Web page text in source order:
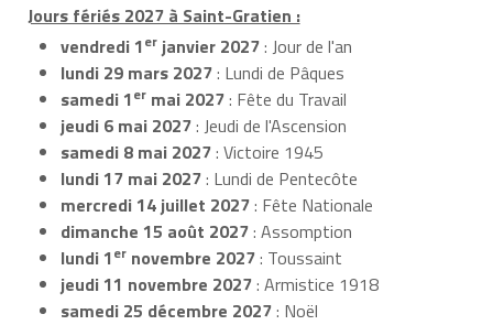
Jours fériés 2027 à Saint-Gratien :
vendredi 1er janvier 2027: Jour de l'an
lundi 29 mars 2027: Lundi de Pâques
samedi 1er mai 2027: Fête du Travail
jeudi 6 mai 2027: Jeudi de l'Ascension
samedi 8 mai 2027: Victoire 1945
lundi 17 mai 2027: Lundi de Pentecôte
mercredi 14 juillet 2027: Fête Nationale
dimanche 15 août 2027: Assomption
lundi 1er novembre 2027: Toussaint
jeudi 11 novembre 2027: Armistice 1918
samedi 25 décembre 2027: Noël